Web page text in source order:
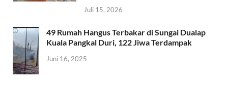
Juli 15, 2026
49 Rumah Hangus Terbakar di Sungai Dualap
Kuala Pangkal Duri, 122 Jiwa Terdampak
Juni 16, 2025